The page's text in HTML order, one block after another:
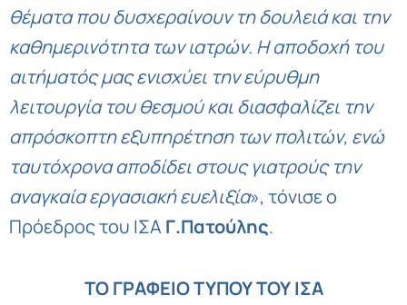
θέματα που δυσχεραίνουν τη δουλειά και την
καθημερινότητα των ιατρών. Η αποδοχή του
αιτήματός μας ενισχύει την εύρυθμη
λειτουργία του θεσμού και διασφαλίζει την
απρόσκοπτη εξυπηρέτηση των πολιτών, ενώ
ταυτόχρονα αποδίδει στους γιατρούς την
αναγκαία εργασιακή ευελιξία», τόνισε ο
Πρόεδρος του ΙΣΑ Γ.Πατούλης.
ΤΟ ΓΡΑΦΕΙΟ ΤΥΠΟΥ ΤΟΥ ΙΣΑ